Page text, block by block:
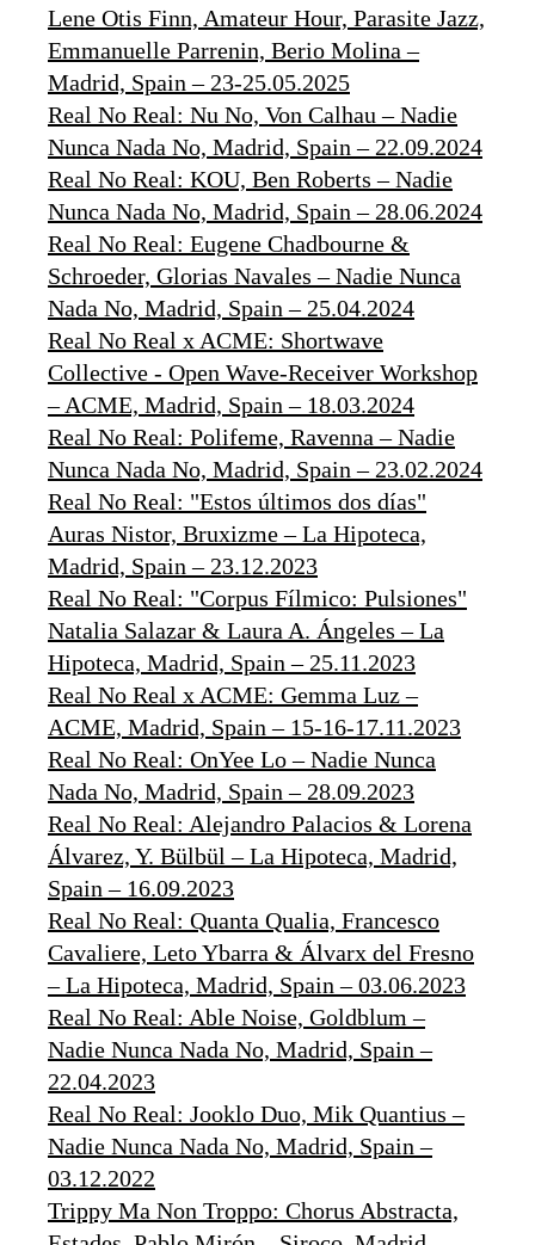
Lene Otis Finn, Amateur Hour, Parasite Jazz,
Emmanuelle Parrenin, Berio Molina –
Madrid, Spain – 23-25.05.2025
Real No Real: Nu No, Von Calhau – Nadie
Nunca Nada No, Madrid, Spain – 22.09.2024
Real No Real: KOU, Ben Roberts – Nadie
Nunca Nada No, Madrid, Spain – 28.06.2024
Real No Real: Eugene Chadbourne &
Schroeder, Glorias Navales – Nadie Nunca
Nada No, Madrid, Spain – 25.04.2024
Real No Real x ACME: Shortwave
Collective - Open Wave-Receiver Workshop
– ACME, Madrid, Spain – 18.03.2024
Real No Real: Polifeme, Ravenna – Nadie
Nunca Nada No, Madrid, Spain – 23.02.2024
Real No Real: "Estos últimos dos días"
Auras Nistor, Bruxizme – La Hipoteca,
Madrid, Spain – 23.12.2023
Real No Real: "Corpus Fílmico: Pulsiones"
Natalia Salazar & Laura A. Ángeles – La
Hipoteca, Madrid, Spain – 25.11.2023
Real No Real x ACME: Gemma Luz –
ACME, Madrid, Spain – 15-16-17.11.2023
Real No Real: OnYee Lo – Nadie Nunca
Nada No, Madrid, Spain – 28.09.2023
Real No Real: Alejandro Palacios & Lorena
Álvarez, Y. Bülbül – La Hipoteca, Madrid,
Spain – 16.09.2023
Real No Real: Quanta Qualia, Francesco
Cavaliere, Leto Ybarra & Álvarx del Fresno
– La Hipoteca, Madrid, Spain – 03.06.2023
Real No Real: Able Noise, Goldblum –
Nadie Nunca Nada No, Madrid, Spain –
22.04.2023
Real No Real: Jooklo Duo, Mik Quantius –
Nadie Nunca Nada No, Madrid, Spain –
03.12.2022
Trippy Ma Non Troppo: Chorus Abstracta,